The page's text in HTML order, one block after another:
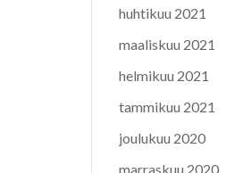
huhtikuu 2021
maaliskuu 2021
helmikuu 2021
tammikuu 2021
joulukuu 2020
marraskuu 2020